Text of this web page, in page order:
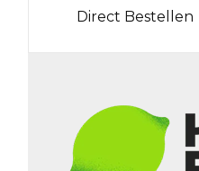
Direct Bestellen